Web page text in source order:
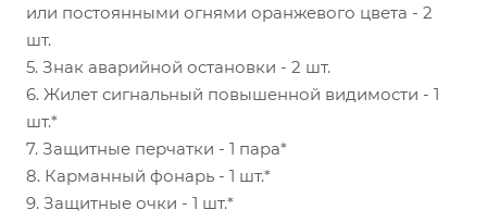
или постоянными огнями оранжевого цвета - 2
шт.
5. Знак аварийной остановки - 2 шт.
6. Жилет сигнальный повышенной видимости - 1
шт.*
7. Защитные перчатки - 1 пара*
8. Карманный фонарь - 1 шт.*
9. Защитные очки - 1 шт.*